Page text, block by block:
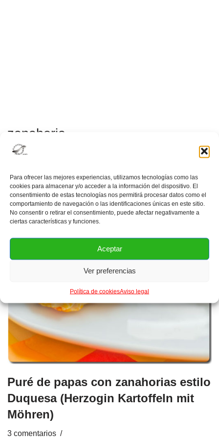
Para ofrecer las mejores experiencias, utilizamos tecnologías como las
cookies para almacenar y/o acceder a la información del dispositivo. El
consentimiento de estas tecnologías nos permitirá procesar datos como el
comportamiento de navegación o las identificaciones únicas en este sitio.
No consentir o retirar el consentimiento, puede afectar negativamente a
ciertas características y funciones.
Aceptar
Ver preferencias
Política de cookiesAviso legal
zanahoria
Puré de papas con zanahorias estilo
Duquesa (Herzogin Kartoffeln mit
Möhren)
3 comentarios